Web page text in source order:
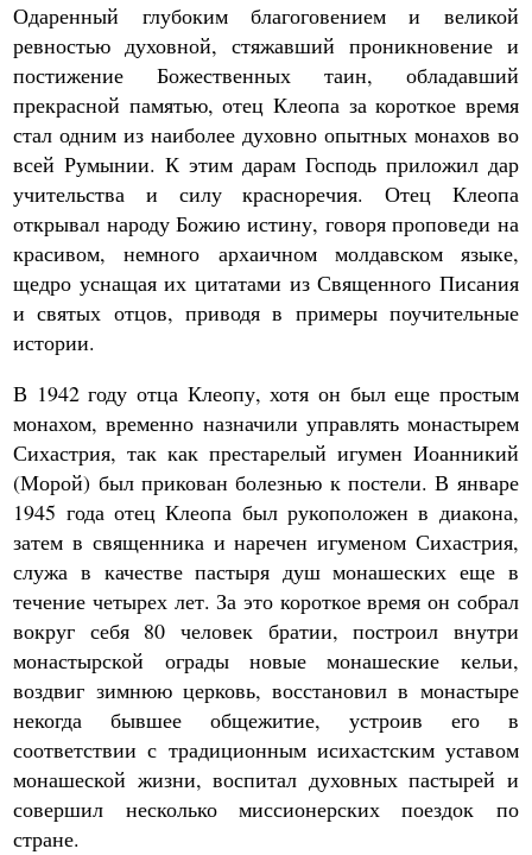
Одаренный глубоким благоговением и великой
ревностью духовной, стяжавший проникновение и
постижение Божественных таин, обладавший
прекрасной памятью, отец Клеопа за короткое время
стал одним из наиболее духовно опытных монахов во
всей Румынии. К этим дарам Господь приложил дар
учительства и силу красноречия. Отец Клеопа
открывал народу Божию истину, говоря проповеди на
красивом, немного архаичном молдавском языке,
щедро уснащая их цитатами из Священного Писания
и святых отцов, приводя в примеры поучительные
истории.
В 1942 году отца Клеопу, хотя он был еще простым
монахом, временно назначили управлять монастырем
Сихастрия, так как престарелый игумен Иоанникий
(Морой) был прикован болезнью к постели. В январе
1945 года отец Клеопа был рукоположен в диакона,
затем в священника и наречен игуменом Сихастрия,
служа в качестве пастыря душ монашеских еще в
течение четырех лет. За это короткое время он собрал
вокруг себя 80 человек братии, построил внутри
монастырской ограды новые монашеские кельи,
воздвиг зимнюю церковь, восстановил в монастыре
некогда бывшее общежитие, устроив его в
соответствии с традиционным исихастским уставом
монашеской жизни, воспитал духовных пастырей и
совершил несколько миссионерских поездок по
стране.